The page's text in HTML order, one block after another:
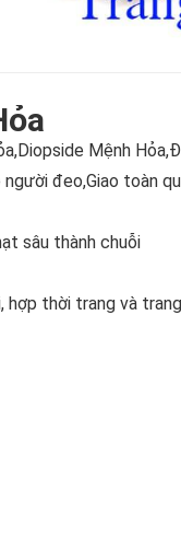
Mệnh
người đeo,Giao toàn
sâu thành chuỗi
hợp thời trang và